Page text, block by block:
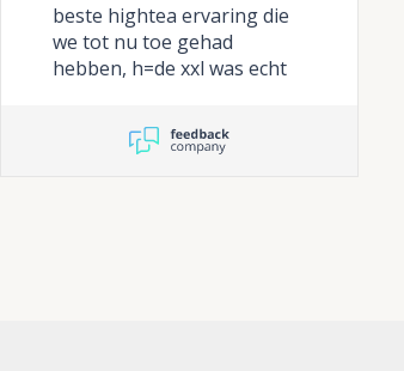
beste hightea ervaring die
we tot nu toe gehad
hebben, h=de xxl was echt
voor iedereen de broodjes
en de wraps waren heerlijk